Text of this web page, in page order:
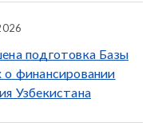
подготовка Базы
о финансировании
Узбекистана